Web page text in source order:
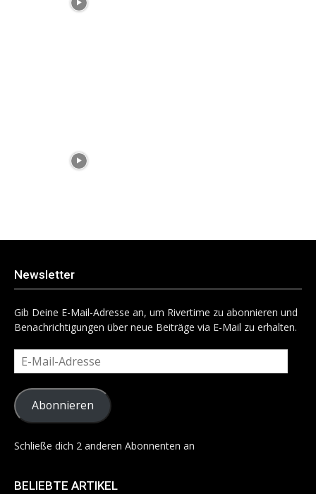
Newsletter
Gib Deine E-Mail-Adresse an, um Rivertime zu abonnieren und
Benachrichtigungen über neue Beiträge via E-Mail zu erhalten.
E-
Mail-
Adresse
Abonnieren
Schließe dich 2 anderen Abonnenten an
BELIEBTE ARTIKEL